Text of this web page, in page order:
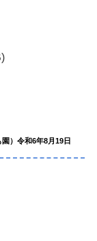
）令和6年8月19日